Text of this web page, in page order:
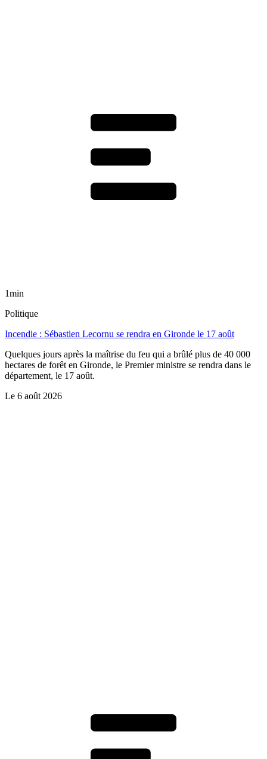
1min
Politique
Incendie : Sébastien Lecornu se rendra en Gironde le 17 août
Quelques jours après la maîtrise du feu qui a brûlé plus de 40 000
hectares de forêt en Gironde, le Premier ministre se rendra dans le
département, le 17 août.
Le 6 août 2026